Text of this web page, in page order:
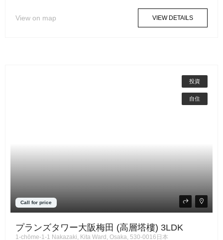
View on map VIEW DETAILS
投資
自住
Call for price
プランズタワー大阪梅田 (高層塔樓) 3LDK
1-chōme-1-1 Nakazaki, Kita Ward, Osaka, 530-0016日本